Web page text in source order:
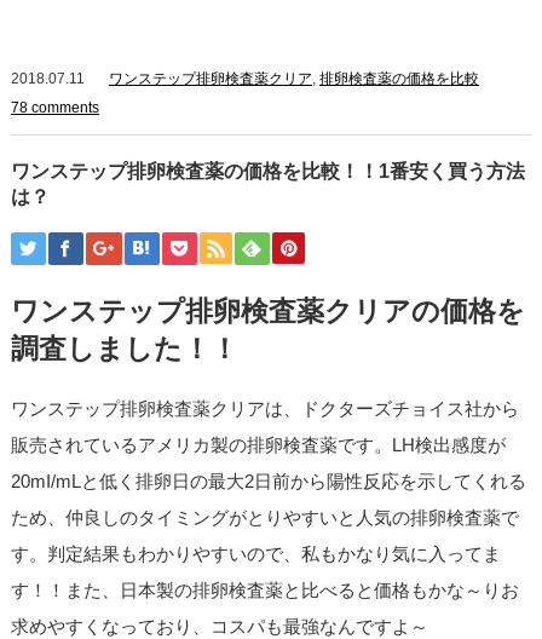
2018.07.11 ワンステップ排卵検査薬クリア 排卵検査薬の価格を比較
78 comments
ワンステップ排卵検査薬の価格を比較！！1番安く買う方法
は？
ワンステップ排卵検査薬クリアの価格を
調査しました！！
ワンステップ排卵検査薬クリアは、ドクターズチョイス社から
販売されているアメリカ製の排卵検査薬です。LH検出感度が
20mI/mLと低く排卵日の最大2日前から陽性反応を示してくれる
ため、仲良しのタイミングがとりやすいと人気の排卵検査薬で
す。判定結果もわかりやすいので、私もかなり気に入ってま
す！！また、日本製の排卵検査薬と比べると価格もかな～りお
求めやすくなっており、コスパも最強なんですよ～